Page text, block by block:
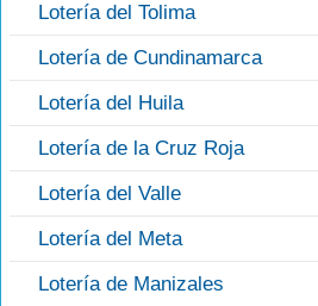
Lotería del Tolima
Lotería de Cundinamarca
Lotería del Huila
Lotería de la Cruz Roja
Lotería del Valle
Lotería del Meta
Lotería de Manizales